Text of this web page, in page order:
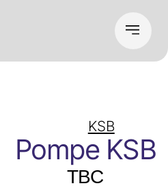
KSB
Pompe KSB
TBC